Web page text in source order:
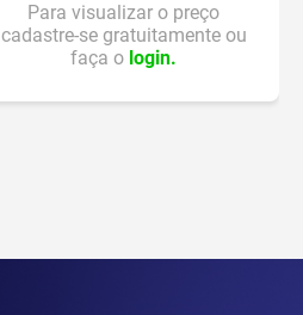
Para visualizar o preço
cadastre-se gratuitamente ou
faça o login.